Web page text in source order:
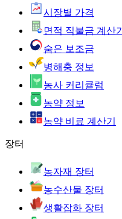
시장별 가격
면적 직불금 계산기
숨은 보조금
병해충 정보
농사 커리큘럼
농약 정보
농약 비료 계산기
장터
농자재 장터
농수산물 장터
생활잡화 장터